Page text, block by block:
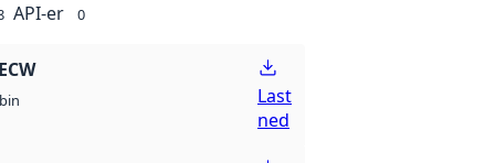
API-er 0
bin
Last
ned